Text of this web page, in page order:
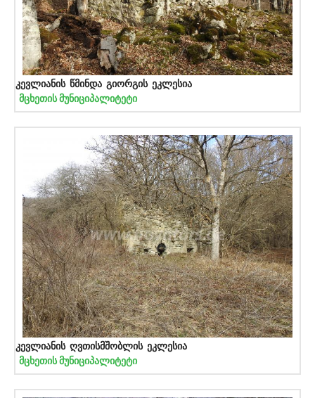
კევლიანის წმინდა გიორგის ეკლესია
მცხეთის მუნიციპალიტეტი
კევლიანის ღვთისმშობლის ეკლესია
მცხეთის მუნიციპალიტეტი